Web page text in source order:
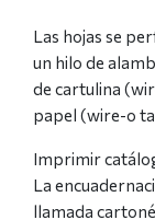
Las hojas se
un hilo de
de cartulina
papel (wire-o
Imprimir
La
llamada